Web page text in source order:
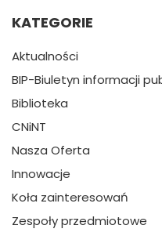
KATEGORIE
Aktualności
BIP-Biuletyn informacji
Biblioteka
CNiNT
Nasza Oferta
Innowacje
Koła zainteresowań
Zespoły przedmiotowe